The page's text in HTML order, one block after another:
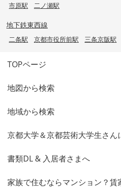
市原駅
二ノ瀬駅
地下鉄東西線
二条駅 京都市役所前駅 三条京阪駅
TOPページ
地図から検索
地域から検索
京都大学＆京都芸術大学生さん
書類DL & 入居者さまへ
家族で住むならマンション？賃